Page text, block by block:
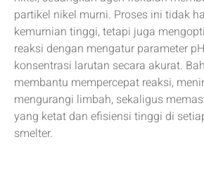
partikel nikel murni. Proses ini tidak
kemurnian tinggi, tetapi juga
reaksi dengan mengatur parameter
konsentrasi larutan secara akurat.
membantu mempercepat reaksi,
mengurangi limbah, sekaligus
yang ketat dan efisiensi tinggi di
smelter.